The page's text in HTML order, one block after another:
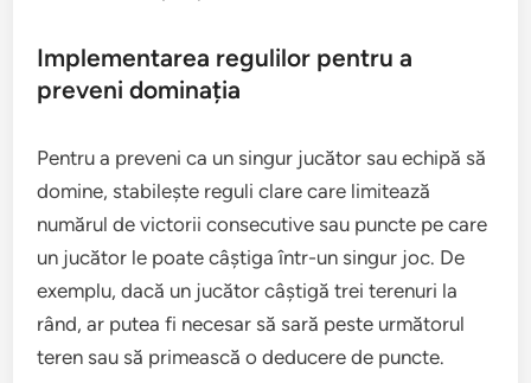
Implementarea regulilor pentru a
preveni dominația
Pentru a preveni ca un singur jucător sau echipă să
domine, stabilește reguli clare care limitează
numărul de victorii consecutive sau puncte pe care
un jucător le poate câștiga într-un singur joc. De
exemplu, dacă un jucător câștigă trei terenuri la
rând, ar putea fi necesar să sară peste următorul
teren sau să primească o deducere de puncte.